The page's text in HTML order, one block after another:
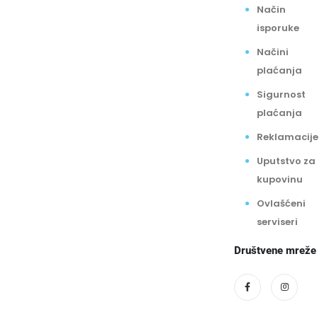
Način
isporuke
Načini
plaćanja
Sigurnost
plaćanja
Reklamacije
Uputstvo za
kupovinu
Ovlašćeni
serviseri
Društvene mreže